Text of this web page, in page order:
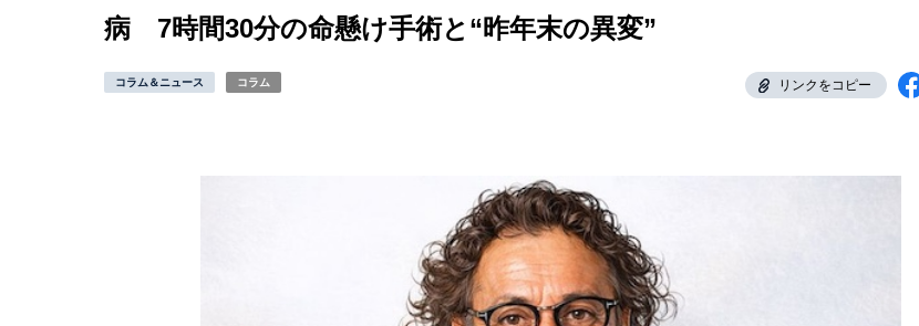
病 7時間30分の命懸け手術と“昨年末の異変”
コラム＆ニュース コラム リンクをコピー